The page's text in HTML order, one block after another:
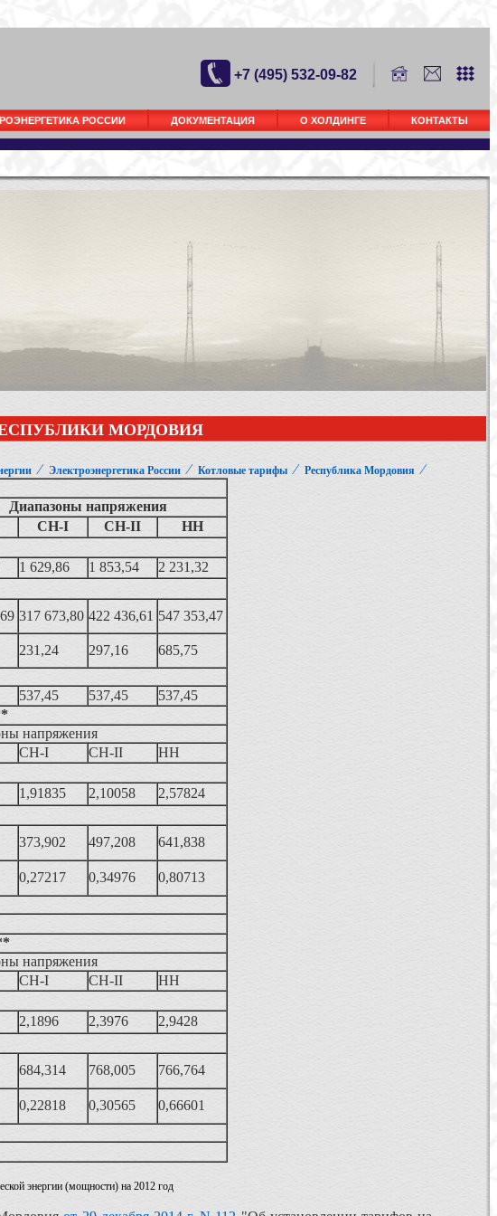
+7 (495) 532-09-82
РОССИИ ДОКУМЕНТАЦИЯ О ХОЛДИНГЕ КОНТАКТЫ
МОРДОВИЯ
⁄ Электроэнергетика России ⁄ Котловые тарифы ⁄ Республика Мордовия ⁄
Диапазоны напряжения
СН-I СН-II
НН
1 629,86 1 853,54
2 231,32
317 673,80 422 436,61 547 353,47
231,24 297,16 685,75
537,45 537,45
537,45
напряжения
СН-I СН-II
НН
1,91835 2,10058
2,57824
373,902 497,208 641,838
0,27217 0,34976 0,80713
напряжения
СН-I СН-II
НН
2,1896 2,3976
2,9428
684,314 768,005 766,764
0,22818 0,30565 0,66601
энергии (мощности) на 2012 год